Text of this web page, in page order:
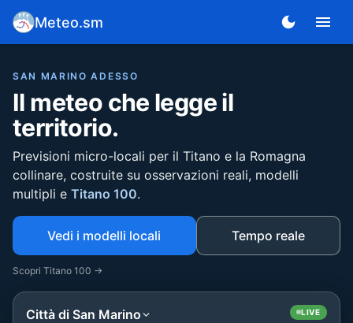
Meteo.sm
SAN MARINO ADESSO
Il meteo che legge il
territorio.
Previsioni micro-locali per il Titano e la Romagna
collinare, costruite su osservazioni reali, modelli
multipli e Titano 100.
Vedi i modelli locali Tempo reale
Scopri Titano 100 →
Città di San Marino LIVE